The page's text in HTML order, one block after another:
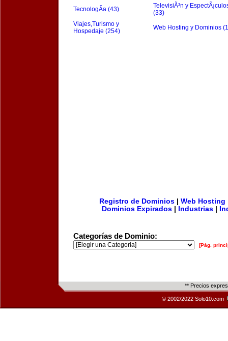
TecnologÃ­a (43)
TelevisiÃ³n y
(33)
Viajes,Turismo y
Hospedaje (254)
Web Hosting y Dominios
Registro de Dominios| Web Hosting
Dominios Expirados
Industrias
Categorías de Dominio:
[Pág.
** Precios
© 2002/2022 Solo10.com